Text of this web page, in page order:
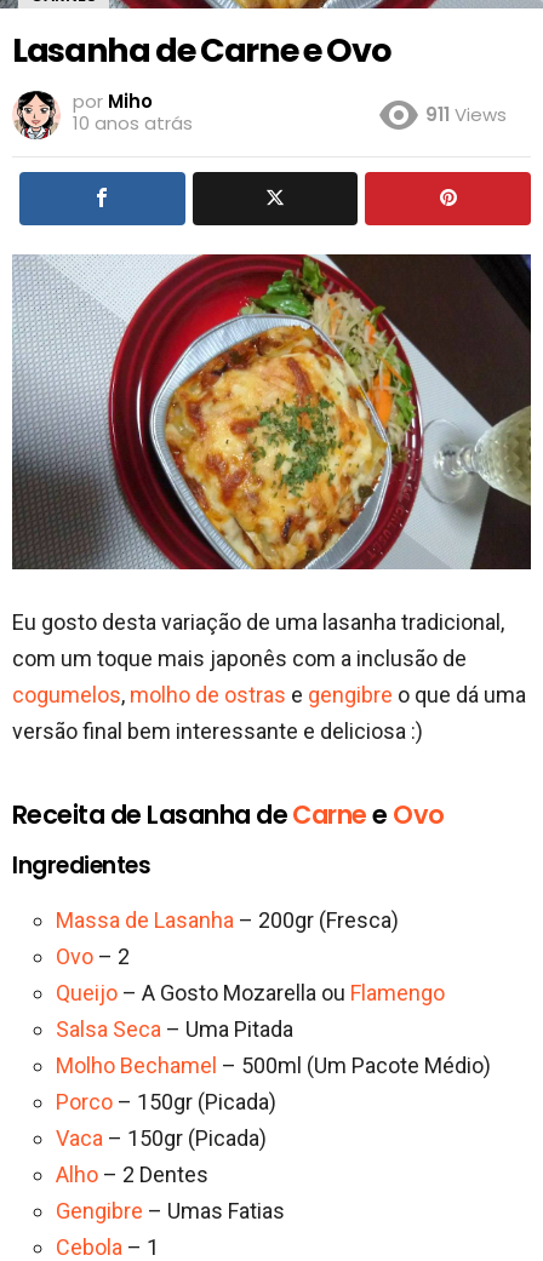
Lasanha de Carne e Ovo
por Miho
10 anos atrás
911 Views
Eu gosto desta variação de uma lasanha tradicional,
com um toque mais japonês com a inclusão de
cogumelos, molho de ostras e gengibre o que dá uma
versão final bem interessante e deliciosa :)
Receita de Lasanha deCarnee Ovo
Ingredientes
Massa de Lasanha – 200gr (Fresca)
Ovo – 2
Queijo – A Gosto Mozarella ou Flamengo
Salsa Seca – Uma Pitada
Molho Bechamel – 500ml (Um Pacote Médio)
Porco – 150gr (Picada)
Vaca – 150gr (Picada)
Alho – 2 Dentes
Gengibre – Umas Fatias
Cebola – 1